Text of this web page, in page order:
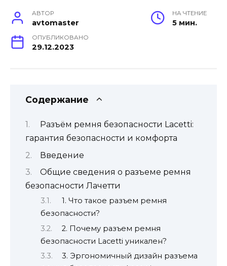
АВТОР
avtomaster
НА ЧТЕНИЕ
5 мин.
ОПУБЛИКОВАНО
29.12.2023
Содержание
Разъём ремня безопасности Lacetti:
гарантия безопасности и комфорта
Введение
Общие сведения о разъеме ремня
безопасности Лачетти
1. Что такое разъем ремня
безопасности?
2. Почему разъем ремня
безопасности Lacetti уникален?
3. Эргономичный дизайн разъема